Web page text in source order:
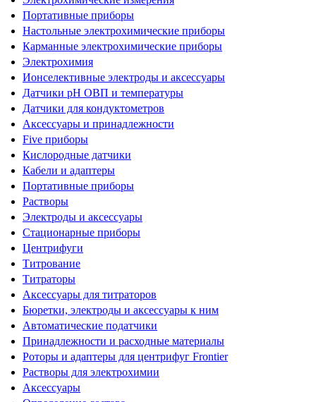
Портативные приборы
Настольные электрохимические приборы
Карманные электрохимические приборы
Электрохимия
Ионселективные электроды и аксессуары
Датчики рН ОВП и температуры
Датчики для кондуктометров
Аксессуары и принадлежности
Five приборы
Кислородные датчики
Кабели и адаптеры
Портативные приборы
Растворы
Электроды и аксессуары
Стационарные приборы
Центрифуги
Титрование
Титраторы
Аксессуары для титраторов
Бюретки, электроды и аксессуары к ним
Автоматические податчики
Принадлежности и расходные материалы
Роторы и адаптеры для центрифуг Frontier
Растворы для электрохимии
Аксессуары